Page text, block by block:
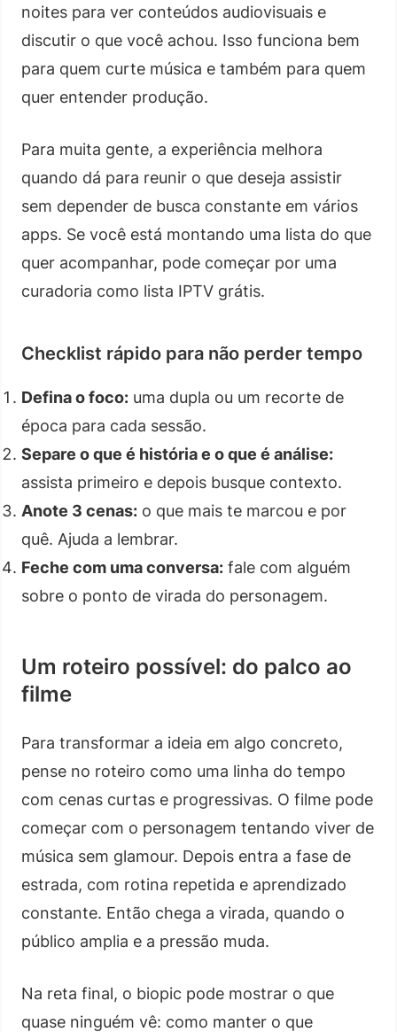
noites para ver conteúdos audiovisuais e
discutir o que você achou. Isso funciona bem
para quem curte música e também para quem
quer entender produção.
Para muita gente, a experiência melhora
quando dá para reunir o que deseja assistir
sem depender de busca constante em vários
apps. Se você está montando uma lista do que
quer acompanhar, pode começar por uma
curadoria como lista IPTV grátis.
Checklist rápido para não perder tempo
Defina o foco: uma dupla ou um recorte de
época para cada sessão.
Separe o que é história e o que é análise:
assista primeiro e depois busque contexto.
Anote 3 cenas: o que mais te marcou e por
quê. Ajuda a lembrar.
Feche com uma conversa: fale com alguém
sobre o ponto de virada do personagem.
Um roteiro possível: do palco ao
filme
Para transformar a ideia em algo concreto,
pense no roteiro como uma linha do tempo
com cenas curtas e progressivas. O filme pode
começar com o personagem tentando viver de
música sem glamour. Depois entra a fase de
estrada, com rotina repetida e aprendizado
constante. Então chega a virada, quando o
público amplia e a pressão muda.
Na reta final, o biopic pode mostrar o que
quase ninguém vê: como manter o que